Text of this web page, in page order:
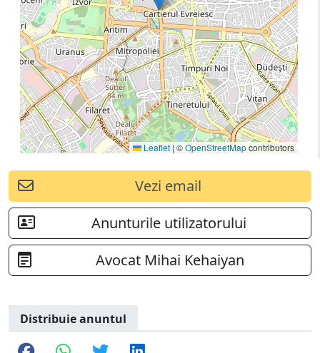
Leaflet | ©OpenStreetMapcontributors
Vezi email
Anunturile utilizatorului
Avocat Mihai Kehaiyan
Distribuie anuntul